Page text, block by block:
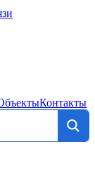
Контакты